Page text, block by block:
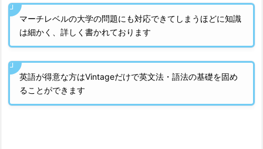
マーチレベルの大学の問題にも対応できてしまうほどに知識
は細かく、詳しく書かれております
英語が得意な方はVintageだけで英文法・語法の基礎を固め
ることができます